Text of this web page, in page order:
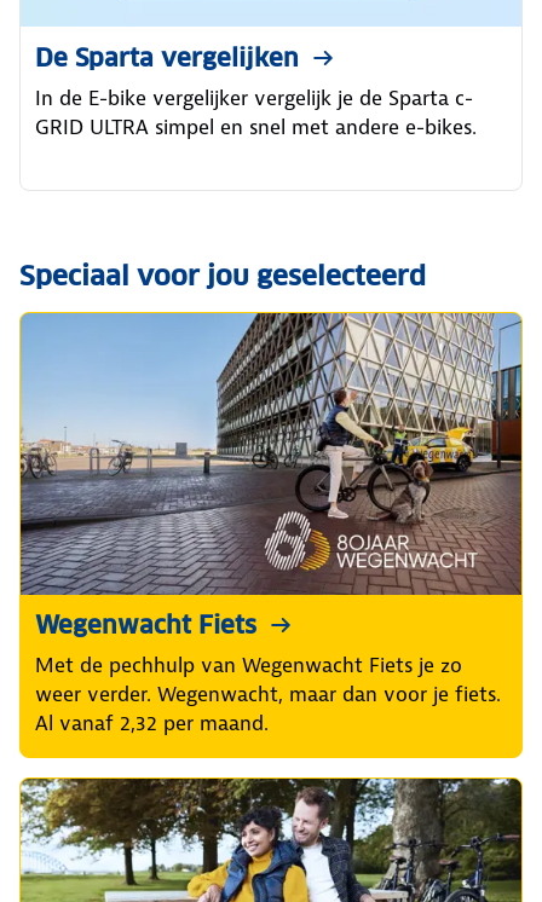
De Sparta vergelijken
In de E-bike vergelijker vergelijk je de Sparta c-
GRID ULTRA simpel en snel met andere e-bikes.
Speciaal voor jou geselecteerd
Wegenwacht Fiets
Met de pechhulp van Wegenwacht Fiets je zo
weer verder. Wegenwacht, maar dan voor je fiets.
Al vanaf 2,32 per maand.